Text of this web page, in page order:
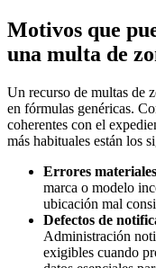
Motivos que
una multa de
Un recurso de multas de
en fórmulas genéricas.
coherentes con el
más habituales están los
Errores
marca o modelo
ubicación mal
Defectos de
Administración
exigibles cuando